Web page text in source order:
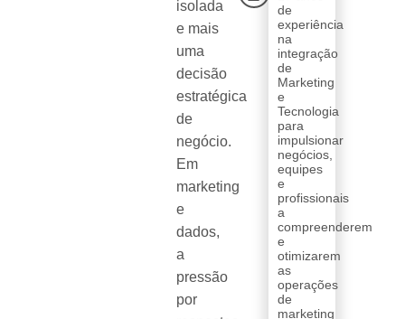
isolada
e mais
uma
decisão
estratégica
de
negócio.
Em
marketing
e
dados,
a
pressão
por
de
experiência
na
integração
de
Marketing
e
Tecnologia
para
impulsionar
negócios,
equipes
e
profissionais
a
compreenderem
e
otimizarem
as
operações
de
marketing